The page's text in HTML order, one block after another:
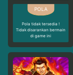
Pola tidak tersedia !
Tidak disarankan bermain
di game ini